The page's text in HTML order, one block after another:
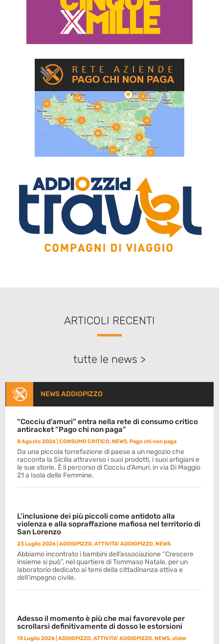
ARTICOLI RECENTI
tutte le news >
NEWS ADDIOPIZZO
“Cocciu d’amuri” entra nella rete di consumo critico
antiracket “Pago chi non paga”
8 Agosto 2026 |CONSUMO CRITICO,NEWS,Pago chi non paga
Da una piccola torrefazione di paese a un negozio che
racconta la Sicilia attraverso i suoi prodotti, i suoi artigiani e
le sue storie. È il percorso di Cocciu d’Amuri, in via Di Maggio
21 a Isola delle Femmine.
L’inclusione dei più piccoli come antidoto alla
violenza e alla sopraffazione mafiosa nel territorio di
San Lorenzo
23 Luglio 2026 |ADDIOPIZZO,ATTIVITA' ADDIOPIZZO,NEWS
Abbiamo incontrato i bambini dell’associazione “Crescere
insieme si può”, nel quartiere di Tommaso Natale, per un
laboratorio dedicato ai temi della cittadinanza attiva e
dell’impegno civile.
Adesso il momento è più che mai favorevole per
scrollarsi definitivamente di dosso le estorsioni
13 Luglio 2026 |ADDIOPIZZO,ATTIVITA' ADDIOPIZZO,NEWS,slider